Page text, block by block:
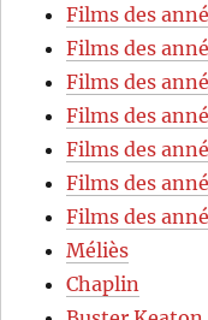
Films des
Films des
Films des
Films des
Films des
Films des
Films des
Méliès
Chaplin